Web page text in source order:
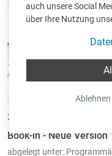
auch unsere Social
über Ihre Nutzung
Ablehnen
27.05.2013 •
Book-in - Neue Version
abgelegt unter: